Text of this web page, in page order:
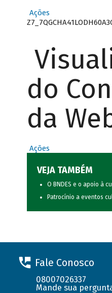
Ações
do
da
Ações
VEJA TAMBÉM
O BNDES e o apoio à
Patrocínio a eventos
Fale Conosco
08007026337
Mande sua